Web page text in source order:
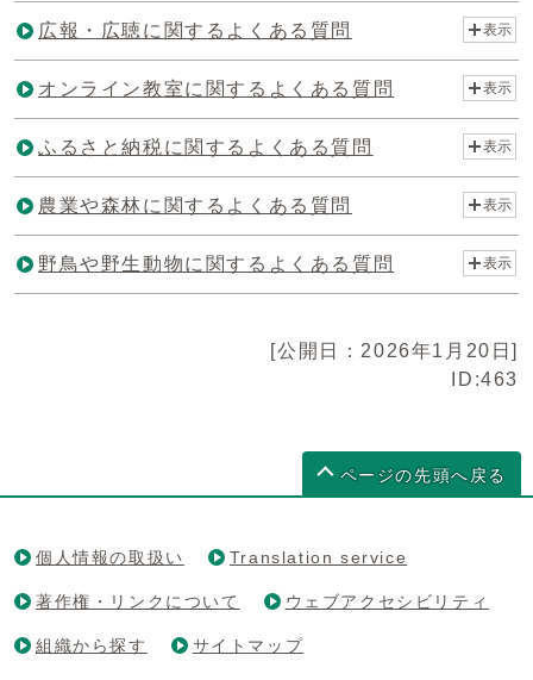
広報・広聴に関するよくある質問 表示
オンライン教室に関するよくある質問 表示
ふるさと納税に関するよくある質問 表示
農業や森林に関するよくある質問 表示
野鳥や野生動物に関するよくある質問 表示
[公開日：2026年1月20日]
ID:463
ページの先頭へ戻る
個人情報の取扱い Translation service
著作権・リンクについて ウェブアクセシビリティ
組織から探す サイトマップ